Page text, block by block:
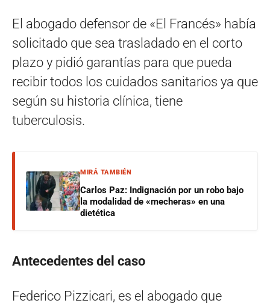
El abogado defensor de «El Francés» había
solicitado que sea trasladado en el corto
plazo y pidió garantías para que pueda
recibir todos los cuidados sanitarios ya que
según su historia clínica, tiene
tuberculosis.
MIRÁ TAMBIÉN
Carlos Paz: Indignación por un robo bajo
la modalidad de «mecheras» en una
dietética
Antecedentes del caso
Federico Pizzicari, es el abogado que